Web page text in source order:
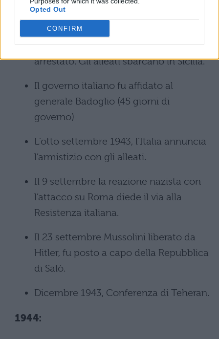
Opted Out
CONFIRM
Il 24-25 luglio 1943, per iniziativa del re
Vittorio Emanuele III e Dino Grandi,
Mussolini fu messo in minoranza e
arrestato. Gli alleati sbarcano in Sicilia.
Il governo italiano fu affidato al
generale Badoglio (45 giorni di
governo)
L’otto settembre 1943, l’Italia annuncia
l’armistizio con gli alleati.
Il 9 settembre la reazione nazista con
l’attacco su Roma diede il via alla
Resistenza italiana.
Il 23 settembre Mussolini liberato da
Hitler, fu posto a capo della Repubblica
di Salò.
Dicembre 1943, Conferenza di Teheran.
1944: